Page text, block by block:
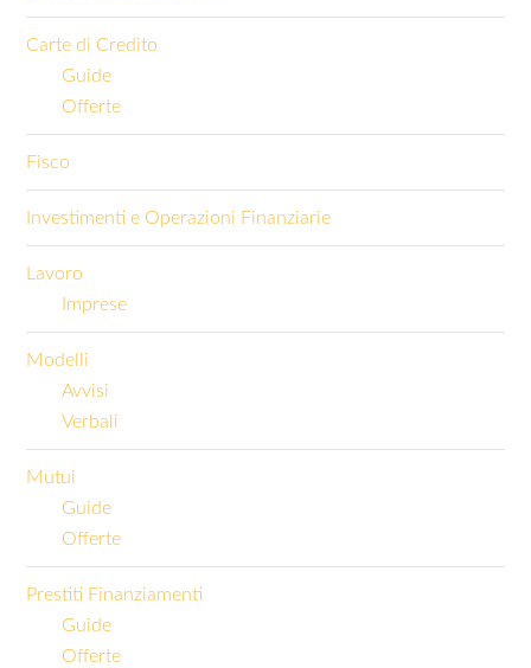
Carte di Credito
Guide
Offerte
Fisco
Investimenti e Operazioni Finanziarie
Lavoro
Imprese
Modelli
Avvisi
Verbali
Mutui
Guide
Offerte
Prestiti Finanziamenti
Guide
Offerte